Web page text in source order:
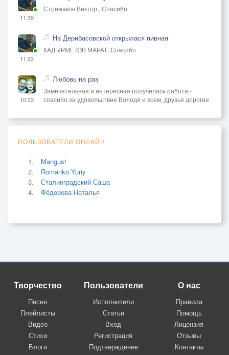
11:39
Стрижаков Виктор , Спасибо
11:23
На Дерибасовской открылася пивная
КАДЫРМЕТОВ МАРАТ, Спасибо
10:23
Любовь на раз
Замечательная и интересная получилась работа -
спасибо за удовольствие Володя и всем, друзья дорогие
ПОЛЬЗОВАТЕЛИ ОНЛАЙН
Mangust
Romanko Yuriy
Сталинградский Саша
Фёдорова Наталья
Творчество
Песни
Плейлисты
Видео
Стихи
Блоги
Пользователи
Исполнители
Статьи
Вход
Регистрация
Подтверждение
О нас
Правила
Помощь
Лицензия
Отзывы
Контакты